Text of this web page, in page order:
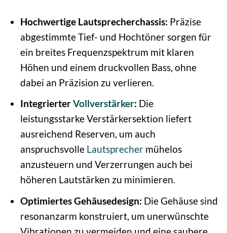
Hochwertige Lautsprecherchassis: Präzise
abgestimmte Tief- und Hochtöner sorgen für
ein breites Frequenzspektrum mit klaren
Höhen und einem druckvollen Bass, ohne
dabei an Präzision zu verlieren.
IntegrierterVollverstärker: Die
leistungsstarke Verstärkersektion liefert
ausreichend Reserven, um auch
anspruchsvolle Lautsprechermühelos
anzusteuern und Verzerrungen auch bei
höheren Lautstärken zu minimieren.
Optimiertes Gehäusedesign: Die Gehäuse sind
resonanzarm konstruiert, um unerwünschte